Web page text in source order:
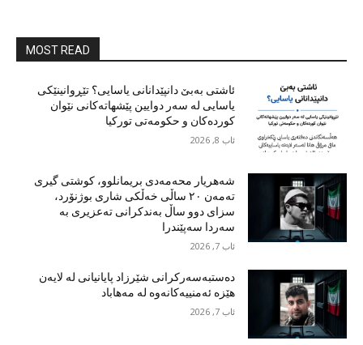
MOST READ
ئاشتی بەبێ دانپێدانانی یاسایی؟ تێڕوانینێکی
یاسایی لە سەر دوایین پێشهاتەکانی نێوان
کوردەکان و حکومەتی تورکیا
ئاب 8, 2026
شەهریار محەمەدی بریمانلوو، کوشتی گیری
تەمەن ٢٠ ساڵی خەڵکی شاری بوژنۆرد،
سزای دوو ساڵ بەندکرانی تەعزیری بە
سەردا سەپێندرا
ئاب 7, 2026
دەستبەسەرکرانی شێرزاد پایانیانی لە لایەن
هێزە ئەمنییەکانەوە لە مەهاباد
ئاب 7, 2026